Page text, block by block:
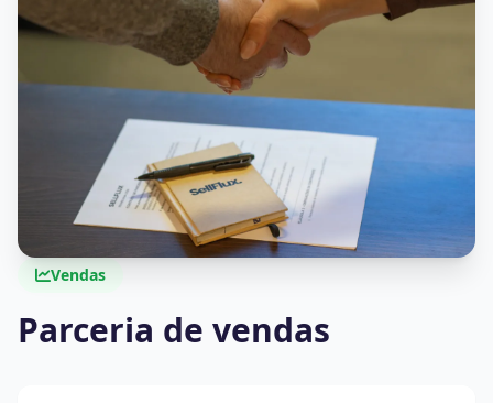
Vendas
Parceria de vendas